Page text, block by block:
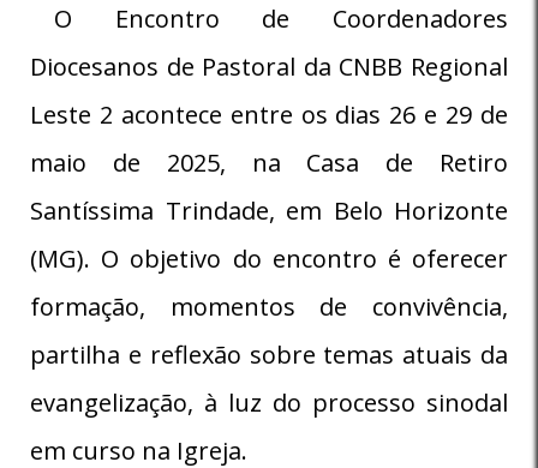
O Encontro de Coordenadores
Diocesanos de Pastoral da CNBB Regional
Leste 2 acontece entre os dias 26 e 29 de
maio de 2025, na Casa de Retiro
Santíssima Trindade, em Belo Horizonte
(MG). O objetivo do encontro é oferecer
formação, momentos de convivência,
partilha e reflexão sobre temas atuais da
evangelização, à luz do processo sinodal
em curso na Igreja.